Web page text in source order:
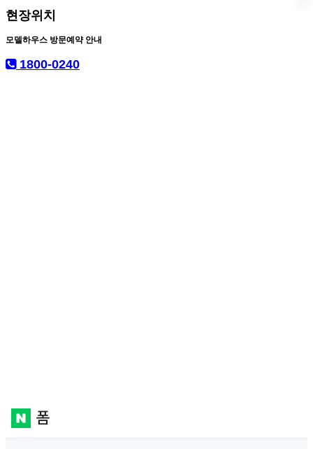
현장위치
모델하우스 방문예약 안내
1800-0240